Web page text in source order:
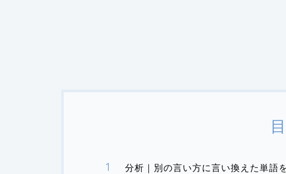
分析｜別の言い方に言い換えた単語